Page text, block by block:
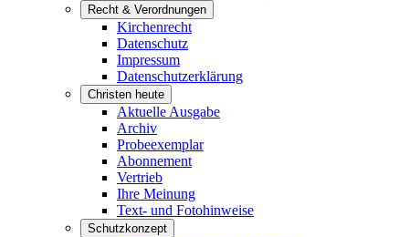
Recht & Verordnungen
Kirchenrecht
Datenschutz
Impressum
Datenschutzerklärung
Christen heute
Aktuelle Ausgabe
Archiv
Probeexemplar
Abonnement
Vertrieb
Ihre Meinung
Text- und Fotohinweise
Schutzkonzept